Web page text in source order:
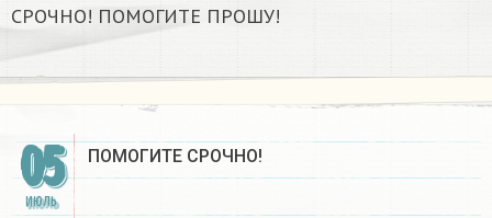
СРОЧНО! ПОМОГИТЕ ПРОШУ!
05
ИЮЛЬ
ПОМОГИТЕ СРОЧНО!